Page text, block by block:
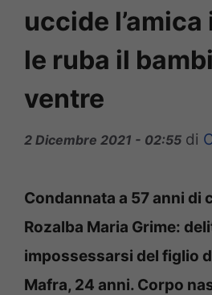
uccide
le ruba il
ventre
2 Dicembre 2021 - 02:55 di
Condannata a 57 anni di
Rozalba Maria Grime:
impossessarsi del figlio
Mafra, 24 anni. Corpo